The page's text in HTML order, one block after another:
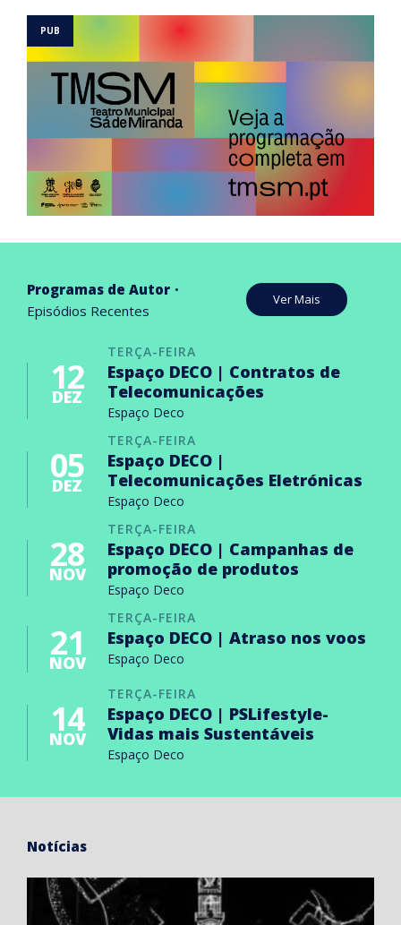
Programas de Autor
Episódios Recentes
Ver Mais
TERÇA-FEIRA
12
DEZ
Espaço DECO | Contratos de
Telecomunicações
Espaço Deco
TERÇA-FEIRA
05
DEZ
Espaço DECO |
Telecomunicações Eletrónicas
Espaço Deco
TERÇA-FEIRA
28
NOV
Espaço DECO | Campanhas de
promoção de produtos
Espaço Deco
TERÇA-FEIRA
21
NOV
Espaço DECO | Atraso nos voos
Espaço Deco
TERÇA-FEIRA
14
NOV
Espaço DECO | PSLifestyle-
Vidas mais Sustentáveis
Espaço Deco
Notícias